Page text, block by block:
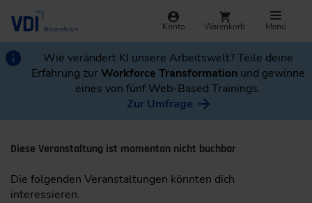
Konto Warenkorb Menü
Wie verändert KI unsere Arbeitswelt? Teile deine
Erfahrung zurWorkforce Transformation und gewinne
eines von fünf Web-Based Trainings.
Zur Umfrage
Diese Veranstaltung ist momentan nicht buchbar
Die folgenden Veranstaltungen könnten dich
interessieren.